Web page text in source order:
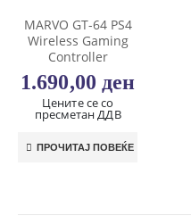
MARVO GT-64 PS4
Wireless Gaming
Controller
1.690,00 ден
Цените се со
пресметан ДДВ
ПРОЧИТАЈ ПОВЕЌЕ